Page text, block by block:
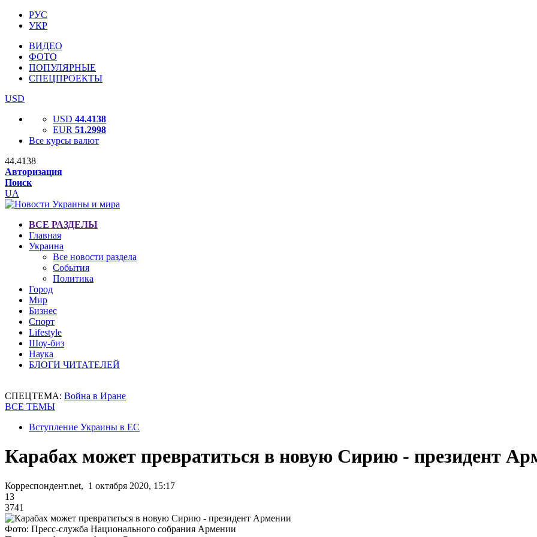
РУС
УКР
ВИДЕО
ФОТО
ПОПУЛЯРНЫЕ
СПЕЦПРОЕКТЫ
USD
USD 44.4138
EUR 51.2998
Все курсы валют
44.4138
Авторизация
Поиск
UA
ВСЕ РАЗДЕЛЫ
Главная
Украина
Все новости раздела
События
Политика
Город
Мир
Бизнес
Спорт
Lifestyle
Шоу-биз
Наука
БЛОГИ ЧИТАТЕЛЕЙ
СПЕЦТЕМА: Война в Иране
ВСЕ ТЕМЫ
Вступление Украины в ЕС
Карабах может превратиться в новую Сирию - президент
Корреспондент.net, 1 октября 2020, 15:17
13
3741
Фото: Пресс-служба Национального собрания Армении